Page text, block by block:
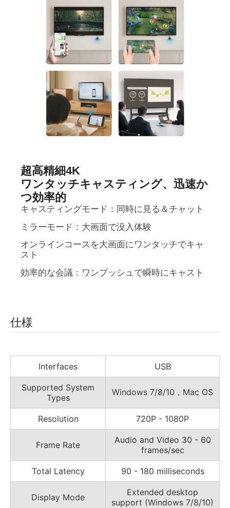
超高精細4K
ワンタッチキャスティング、迅速か
つ効率的
キャスティングモード：同時に見る＆チャット
ミラーモード：大画面で没入体験
オンラインコースを大画面にワンタッチでキャ
スト
効率的な会議：ワンプッシュで瞬時にキャスト
仕様
Interfaces USB
Supported System
Types
Windows 7/8/10，Mac OS
Resolution 720P - 1080P
Frame Rate
Audio and Video 30 - 60
frames/sec
Total Latency 90 - 180 milliseconds
Display Mode
Extended desktop
support (Windows 7/8/10)